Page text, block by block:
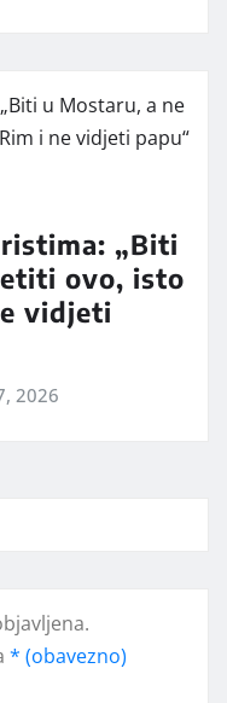
„Biti
ovo, isto
vidjeti
2026
* (obavezno)